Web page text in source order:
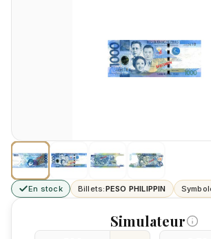
En stock Billets:PESO PHILIPPIN
Simulateur